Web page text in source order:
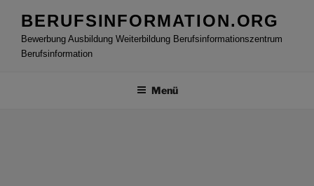
Inhalt
springen
BERUFSINFORMATION.ORG
Bewerbung Ausbildung Weiterbildung Berufsinformationszentrum
Berufsinformation
Menü